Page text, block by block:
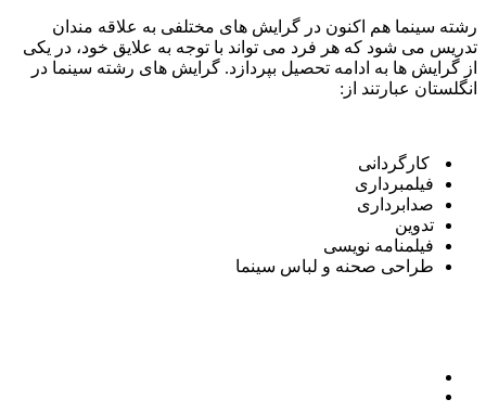
رشته سینما هم اکنون در گرایش های مختلفی به علاقه مندان
تدریس می شود که هر فرد می تواند با توجه به علایق خود، در یکی
از گرایش ها به ادامه تحصیل بپردازد. گرایش های رشته سینما در
انگلستان عبارتند از:
کارگردانی
فیلمبرداری
صدابرداری
تدوین
فیلمنامه نویسی
طراحی صحنه و لباس سینما